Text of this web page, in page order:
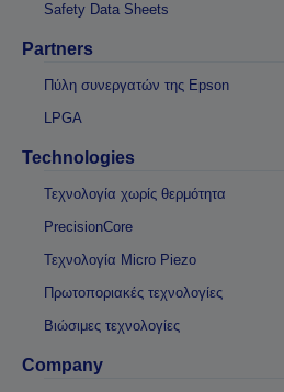
Safety Data Sheets
Partners
Πύλη συνεργατών της Epson
LPGA
Technologies
Τεχνολογία χωρίς θερμότητα
PrecisionCore
Τεχνολογία Micro Piezo
Πρωτοποριακές τεχνολογίες
Βιώσιμες τεχνολογίες
Company